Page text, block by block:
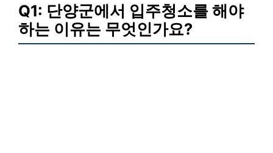
Q1: 단양군에서 입주청소를 해야
하는 이유는 무엇인가요?